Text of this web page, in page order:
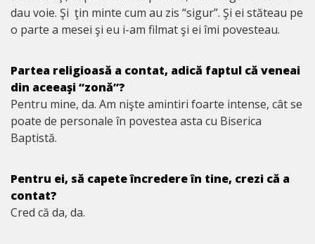
dau voie. Şi ţin minte cum au zis “sigur”. Şi ei stăteau pe
o parte a mesei şi eu i-am filmat şi ei îmi povesteau.
Partea religioasă a contat, adică faptul că veneai
din aceeaşi “zonă”?
Pentru mine, da. Am nişte amintiri foarte intense, cât se
poate de personale în povestea asta cu Biserica
Baptistă.
Pentru ei, să capete încredere în tine, crezi că a
contat?
Cred că da, da.